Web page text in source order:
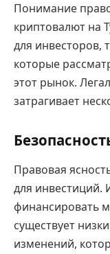
Понимание
криптовалют на
для инвесторов,
которые
этот рынок.
затрагивает
Правовая
для инвестиций.
финансировать
существует
изменений,